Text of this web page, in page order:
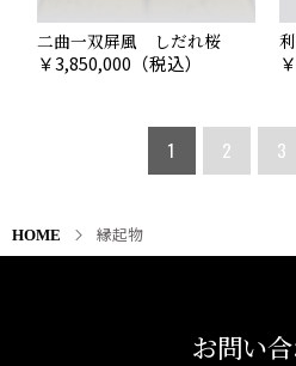
風水のアイデアで
自然界にある「気の流れ」を読
とで、快適な生活環境を作り出
「気」というと非科学的にも感
使われるものです。天からの「
二曲一双屏風 しだれ桜
￥3,850,000 （税込） ￥
1 2 3
HOME 縁起物
お問い